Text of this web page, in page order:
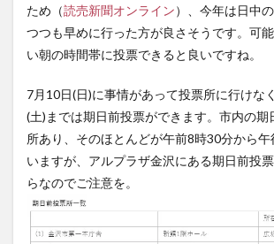
ため（読売新聞オンライン）、今年は日中
つつも早めに行った方が良さそうです。可
い朝の時間帯に投票できると良いですね。
7月10日(日)に事情があって投票所に行けな
(土)までは期日前投票ができます。市内の期
所あり、そのほとんどが午前8時30分から
いますが、アルプラザ金沢にある期日前投
らなのでご注意を。